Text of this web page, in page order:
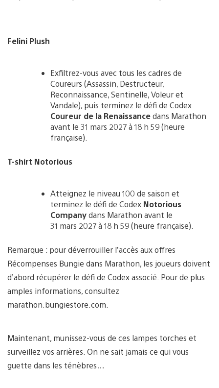
Felini Plush
Exfiltrez-vous avec tous les cadres de
Coureurs (Assassin, Destructeur,
Reconnaissance, Sentinelle, Voleur et
Vandale), puis terminez le défi de Codex
Coureur de la Renaissancedans Marathon
avant le 31 mars 2027 à 18 h 59 (heure
française).
T-shirt Notorious
Atteignez le niveau 100 de saison et
terminez le défi de Codex Notorious
Companydans Marathon avant le
31 mars 2027 à 18 h 59 (heure française).
Remarque : pour déverrouiller l’accès aux offres
Récompenses Bungie dans Marathon, les joueurs doivent
d’abord récupérer le défi de Codex associé. Pour de plus
amples informations, consultez
marathon.bungiestore.com.
Maintenant, munissez-vous de ces lampes torches et
surveillez vos arrières. On ne sait jamais ce qui vous
guette dans les ténèbres…